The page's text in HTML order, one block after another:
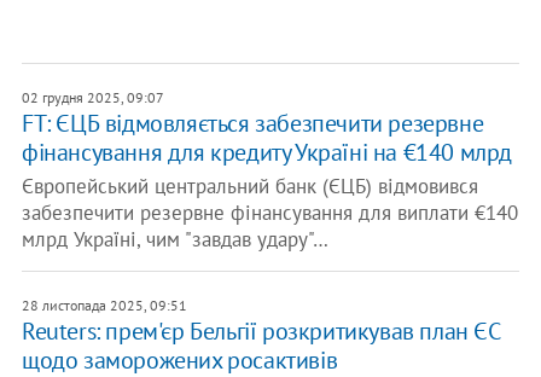
02 грудня 2025, 09:07
FT: ЄЦБ відмовляється забезпечити резервне
фінансування для кредиту Україні на €140 млрд
Європейський центральний банк (ЄЦБ) відмовився
забезпечити резервне фінансування для виплати €140
млрд Україні, чим "завдав удару"…
28 листопада 2025, 09:51
Reuters: прем'єр Бельгії розкритикував план ЄС
щодо заморожених росактивів